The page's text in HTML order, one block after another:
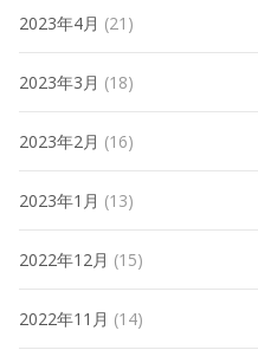
2023年4月 (21)
2023年3月 (18)
2023年2月 (16)
2023年1月 (13)
2022年12月 (15)
2022年11月 (14)